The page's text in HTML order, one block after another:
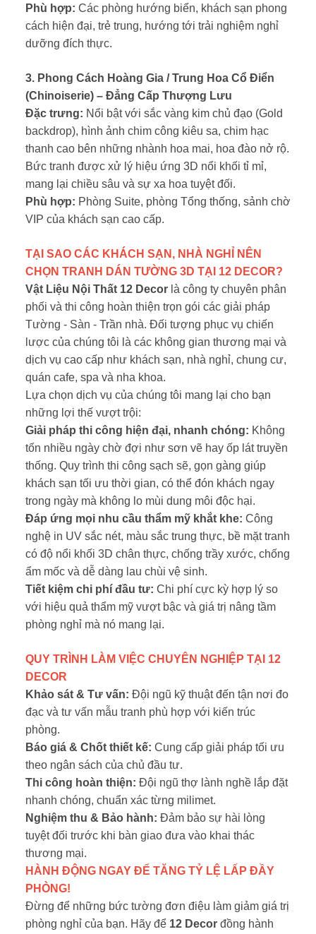
Phù hợp: Các phòng hướng biển, khách sạn phong
cách hiện đại, trẻ trung, hướng tới trải nghiệm nghỉ
dưỡng đích thực.
3. Phong Cách Hoàng Gia / Trung Hoa Cổ Điển
(Chinoiserie) – Đẳng Cấp Thượng Lưu
Đặc trưng: Nổi bật với sắc vàng kim chủ đạo (Gold
backdrop), hình ảnh chim công kiêu sa, chim hạc
thanh cao bên những nhành hoa mai, hoa đào nở rộ.
Bức tranh được xử lý hiệu ứng 3D nổi khối tỉ mỉ,
mang lại chiều sâu và sự xa hoa tuyệt đối.
Phù hợp: Phòng Suite, phòng Tổng thống, sảnh chờ
VIP của khách sạn cao cấp.
TẠI SAO CÁC KHÁCH SẠN, NHÀ NGHỈ NÊN
CHỌN TRANH DÁN TƯỜNG 3D TẠI 12 DECOR?
Vật Liệu Nội Thất 12 Decor là công ty chuyên phân
phối và thi công hoàn thiện trọn gói các giải pháp
Tường - Sàn - Trần nhà. Đối tượng phục vụ chiến
lược của chúng tôi là các không gian thương mại và
dịch vụ cao cấp như khách sạn, nhà nghỉ, chung cư,
quán cafe, spa và nha khoa.
Lựa chọn dịch vụ của chúng tôi mang lại cho bạn
những lợi thế vượt trội:
Giải pháp thi công hiện đại, nhanh chóng: Không
tốn nhiều ngày chờ đợi như sơn vẽ hay ốp lát truyền
thống. Quy trình thi công sạch sẽ, gọn gàng giúp
khách sạn tối ưu thời gian, có thể đón khách ngay
trong ngày mà không lo mùi dung môi độc hại.
Đáp ứng mọi nhu cầu thẩm mỹ khắt khe: Công
nghệ in UV sắc nét, màu sắc trung thực, bề mặt tranh
có độ nổi khối 3D chân thực, chống trầy xước, chống
ẩm mốc và dễ dàng lau chùi vệ sinh.
Tiết kiệm chi phí đầu tư: Chi phí cực kỳ hợp lý so
với hiệu quả thẩm mỹ vượt bậc và giá trị nâng tầm
phòng nghỉ mà nó mang lại.
QUY TRÌNH LÀM VIỆC CHUYÊN NGHIỆP TẠI 12
DECOR
Khảo sát & Tư vấn: Đội ngũ kỹ thuật đến tận nơi đo
đạc và tư vấn mẫu tranh phù hợp với kiến trúc
phòng.
Báo giá & Chốt thiết kế: Cung cấp giải pháp tối ưu
theo ngân sách của chủ đầu tư.
Thi công hoàn thiện: Đội ngũ thợ lành nghề lắp đặt
nhanh chóng, chuẩn xác từng milimet.
Nghiệm thu & Bảo hành: Đảm bảo sự hài lòng
tuyệt đối trước khi bàn giao đưa vào khai thác
thương mại.
HÀNH ĐỘNG NGAY ĐỂ TĂNG TỶ LỆ LẤP ĐẦY
PHÒNG!
Đừng để những bức tường đơn điệu làm giảm giá trị
phòng nghỉ của bạn. Hãy để 12 Decor đồng hành